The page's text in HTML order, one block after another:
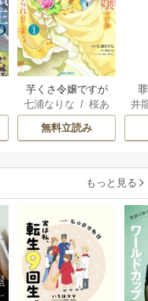
芋くさ令嬢ですが
悪役令息を助けた
ら気に入られまし
た
七浦なりな /桜あ
げは
/ くろでこ
無料立読み
井
もっと見る